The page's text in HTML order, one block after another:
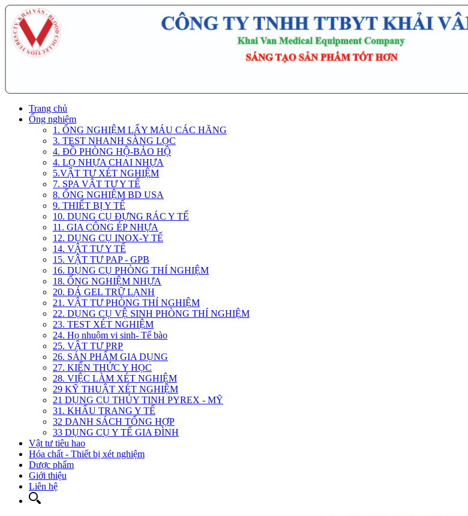
Trang chủ
Ống nghiệm
1. ỐNG NGHIỆM LẤY MÁU CÁC HÃNG
3. TEST NHANH SÀNG LỌC
4. ĐỒ PHÒNG HỘ-BẢO HỘ
4. LỌ NHỰA CHAI NHỰA
5.VẬT TƯ XÉT NGHIỆM
7. SPA VẬT TƯ Y TẾ
8. ỐNG NGHIỆM BD USA
9. THIẾT BỊ Y TẾ
10. DỤNG CỤ ĐỰNG RÁC Y TẾ
11. GIA CÔNG ÉP NHỰA
12. DỤNG CỤ INOX-Y TẾ
14. VẬT TƯ Y TẾ
15. VẬT TƯ PAP - GPB
16. DỤNG CỤ PHÒNG THÍ NGHIỆM
18. ỐNG NGHIỆM NHỰA
20. ĐÁ GEL TRỮ LẠNH
21. VẬT TƯ PHÒNG THÍ NGHIỆM
22. DỤNG CỤ VỆ SINH PHÒNG THÍ NGHIỆM
23. TEST XÉT NGHIỆM
24. Họ nhuộm vi sinh- Tế bào
25. VẬT TƯ PRP
26. SẢN PHẨM GIA DỤNG
27. KIẾN THỨC Y HỌC
28. VIỆC LÀM XÉT NGHIỆM
29 KỸ THUẬT XÉT NGHIỆM
21 DỤNG CỤ THỦY TINH PYREX - MỸ
31. KHẨU TRANG Y TẾ
32 DANH SÁCH TỔNG HỢP
33 DỤNG CỤ Y TẾ GIA ĐÌNH
Vật tư tiêu hao
Hóa chất - Thiết bị xét nghiệm
Dược phẩm
Giới thiệu
Liên hệ